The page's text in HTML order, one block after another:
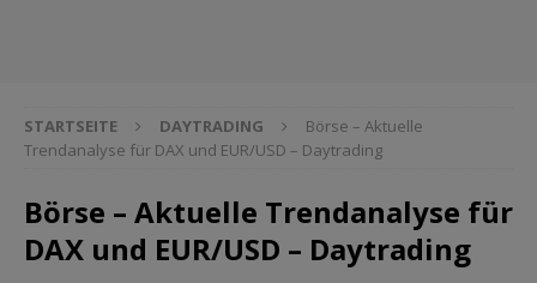
STARTSEITE DAYTRADING
Börse – Aktuelle
Trendanalyse für DAX und EUR/USD – Daytrading
Börse – Aktuelle Trendanalyse für
DAX und EUR/USD – Daytrading